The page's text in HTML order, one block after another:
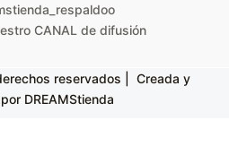
CANAL de difusión
reservados | Creada y
DREAMStienda